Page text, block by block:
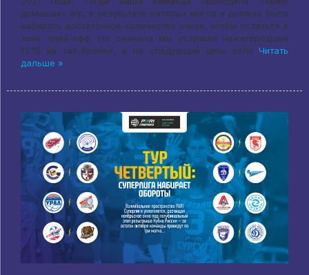
домашних игр, в результате которых могла и должна была
набирать достаточное количество очков, чтобы остаться в
зоне плей-офф. Но сначала мы уступили нижегородцам
13:15 на тай-брейке, а на следующий день вели Читать
дальше »